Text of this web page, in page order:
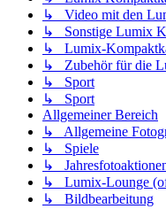
↳ Video mit den
↳ Sonstige Lumix
↳ Lumix-
↳ Zubehör für die
↳ Sport
↳ Sport
Allgemeiner Bereich
↳ Allgemeine
↳ Spiele
↳
↳ Lumix-Lounge
↳ Bildbearbeitung